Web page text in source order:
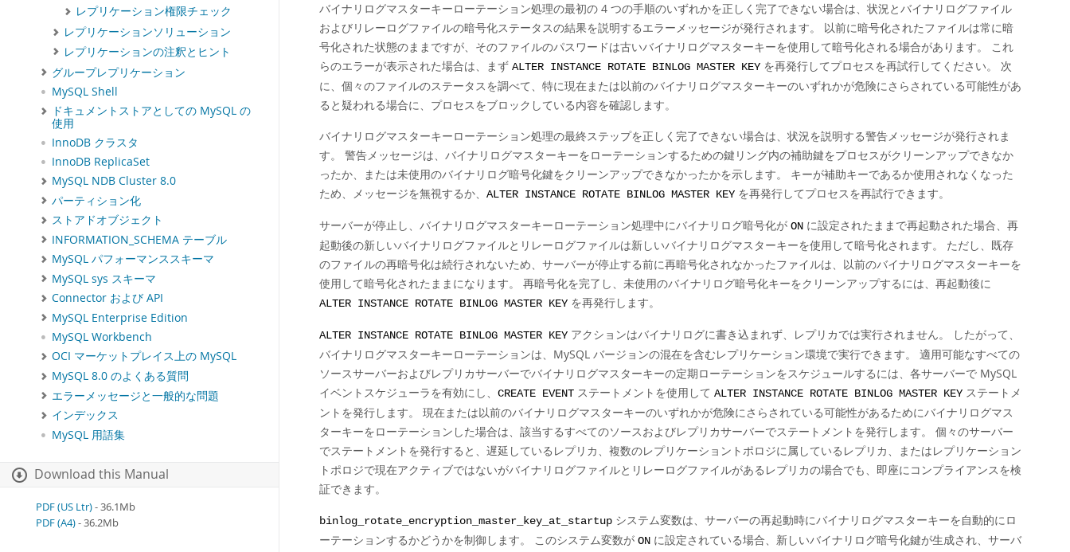
レプリケーション権限チェック
レプリケーションソリューション
レプリケーションの注釈とヒント
グループレプリケーション
MySQL Shell
ドキュメントストアとしての MySQL の
使用
InnoDB クラスタ
InnoDB ReplicaSet
MySQL NDB Cluster 8.0
パーティション化
ストアドオブジェクト
INFORMATION_SCHEMA テーブル
MySQL パフォーマンススキーマ
MySQL sys スキーマ
Connector および API
MySQL Enterprise Edition
MySQL Workbench
OCI マーケットプレイス上の MySQL
MySQL 8.0 のよくある質問
エラーメッセージと一般的な問題
インデックス
MySQL 用語集
Download this Manual
PDF (US Ltr)- 36.1Mb
PDF (A4)- 36.2Mb
バイナリログマスターキーローテーション処理の最初の 4 つの手順のいずれかを正しく完了できない場合は、状況とバイナリログファイル
およびリレーログファイルの暗号化ステータスの結果を説明するエラーメッセージが発行されます。 以前に暗号化されたファイルは常に暗
号化された状態のままですが、そのファイルのパスワードは古いバイナリログマスターキーを使用して暗号化される場合があります。 これ
らのエラーが表示された場合は、まず ALTER INSTANCE ROTATE BINLOG MASTER KEY を再発行してプロセスを再試行してください。 次
に、個々のファイルのステータスを調べて、特に現在または以前のバイナリログマスターキーのいずれかが危険にさらされている可能性があ
ると疑われる場合に、プロセスをブロックしている内容を確認します。
バイナリログマスターキーローテーション処理の最終ステップを正しく完了できない場合は、状況を説明する警告メッセージが発行されま
す。 警告メッセージは、バイナリログマスターキーをローテーションするための鍵リング内の補助鍵をプロセスがクリーンアップできなか
ったか、または未使用のバイナリログ暗号化鍵をクリーンアップできなかったかを示します。 キーが補助キーであるか使用されなくなった
ため、メッセージを無視するか、
ALTER INSTANCE ROTATE BINLOG MASTER KEY を再発行してプロセスを再試行できます。
サーバーが停止し、バイナリログマスターキーローテーション処理中にバイナリログ暗号化が ON に設定されたままで再起動された場合、再
起動後の新しいバイナリログファイルとリレーログファイルは新しいバイナリログマスターキーを使用して暗号化されます。 ただし、既存
のファイルの再暗号化は続行されないため、サーバーが停止する前に再暗号化されなかったファイルは、以前のバイナリログマスターキーを
使用して暗号化されたままになります。 再暗号化を完了し、未使用のバイナリログ暗号化キーをクリーンアップするには、再起動後に
ALTER INSTANCE ROTATE BINLOG MASTER KEY を再発行します。
ALTER INSTANCE ROTATE BINLOG MASTER KEY アクションはバイナリログに書き込まれず、レプリカでは実行されません。 したがって、
バイナリログマスターキーローテーションは、MySQL バージョンの混在を含むレプリケーション環境で実行できます。 適用可能なすべての
ソースサーバーおよびレプリカサーバーでバイナリログマスターキーの定期ローテーションをスケジュールするには、各サーバーで MySQL
イベントスケジューラを有効にし、
CREATE EVENT ステートメントを使用して ALTER INSTANCE ROTATE BINLOG MASTER KEY ステートメ
ントを発行します。 現在または以前のバイナリログマスターキーのいずれかが危険にさらされている可能性があるためにバイナリログマス
ターキーをローテーションした場合は、該当するすべてのソースおよびレプリカサーバーでステートメントを発行します。 個々のサーバー
でステートメントを発行すると、遅延しているレプリカ、複数のレプリケーショントポロジに属しているレプリカ、またはレプリケーション
トポロジで現在アクティブではないがバイナリログファイルとリレーログファイルがあるレプリカの場合でも、即座にコンプライアンスを検
証できます。
binlog_rotate_encryption_master_key_at_startup システム変数は、サーバーの再起動時にバイナリログマスターキーを自動的にロ
ーテーションするかどうかを制御します。 このシステム変数が ON に設定されている場合、新しいバイナリログ暗号化鍵が生成され、サーバ